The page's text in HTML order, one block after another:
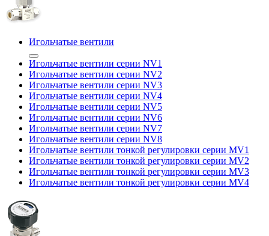
Игольчатые вентили
Игольчатые вентили серии NV1
Игольчатые вентили серии NV2
Игольчатые вентили серии NV3
Игольчатые вентили серии NV4
Игольчатые вентили серии NV5
Игольчатые вентили серии NV6
Игольчатые вентили серии NV7
Игольчатые вентили серии NV8
Игольчатые вентили тонкой регулировки серии MV1
Игольчатые вентили тонкой регулировки серии MV2
Игольчатые вентили тонкой регулировки серии MV3
Игольчатые вентили тонкой регулировки серии MV4